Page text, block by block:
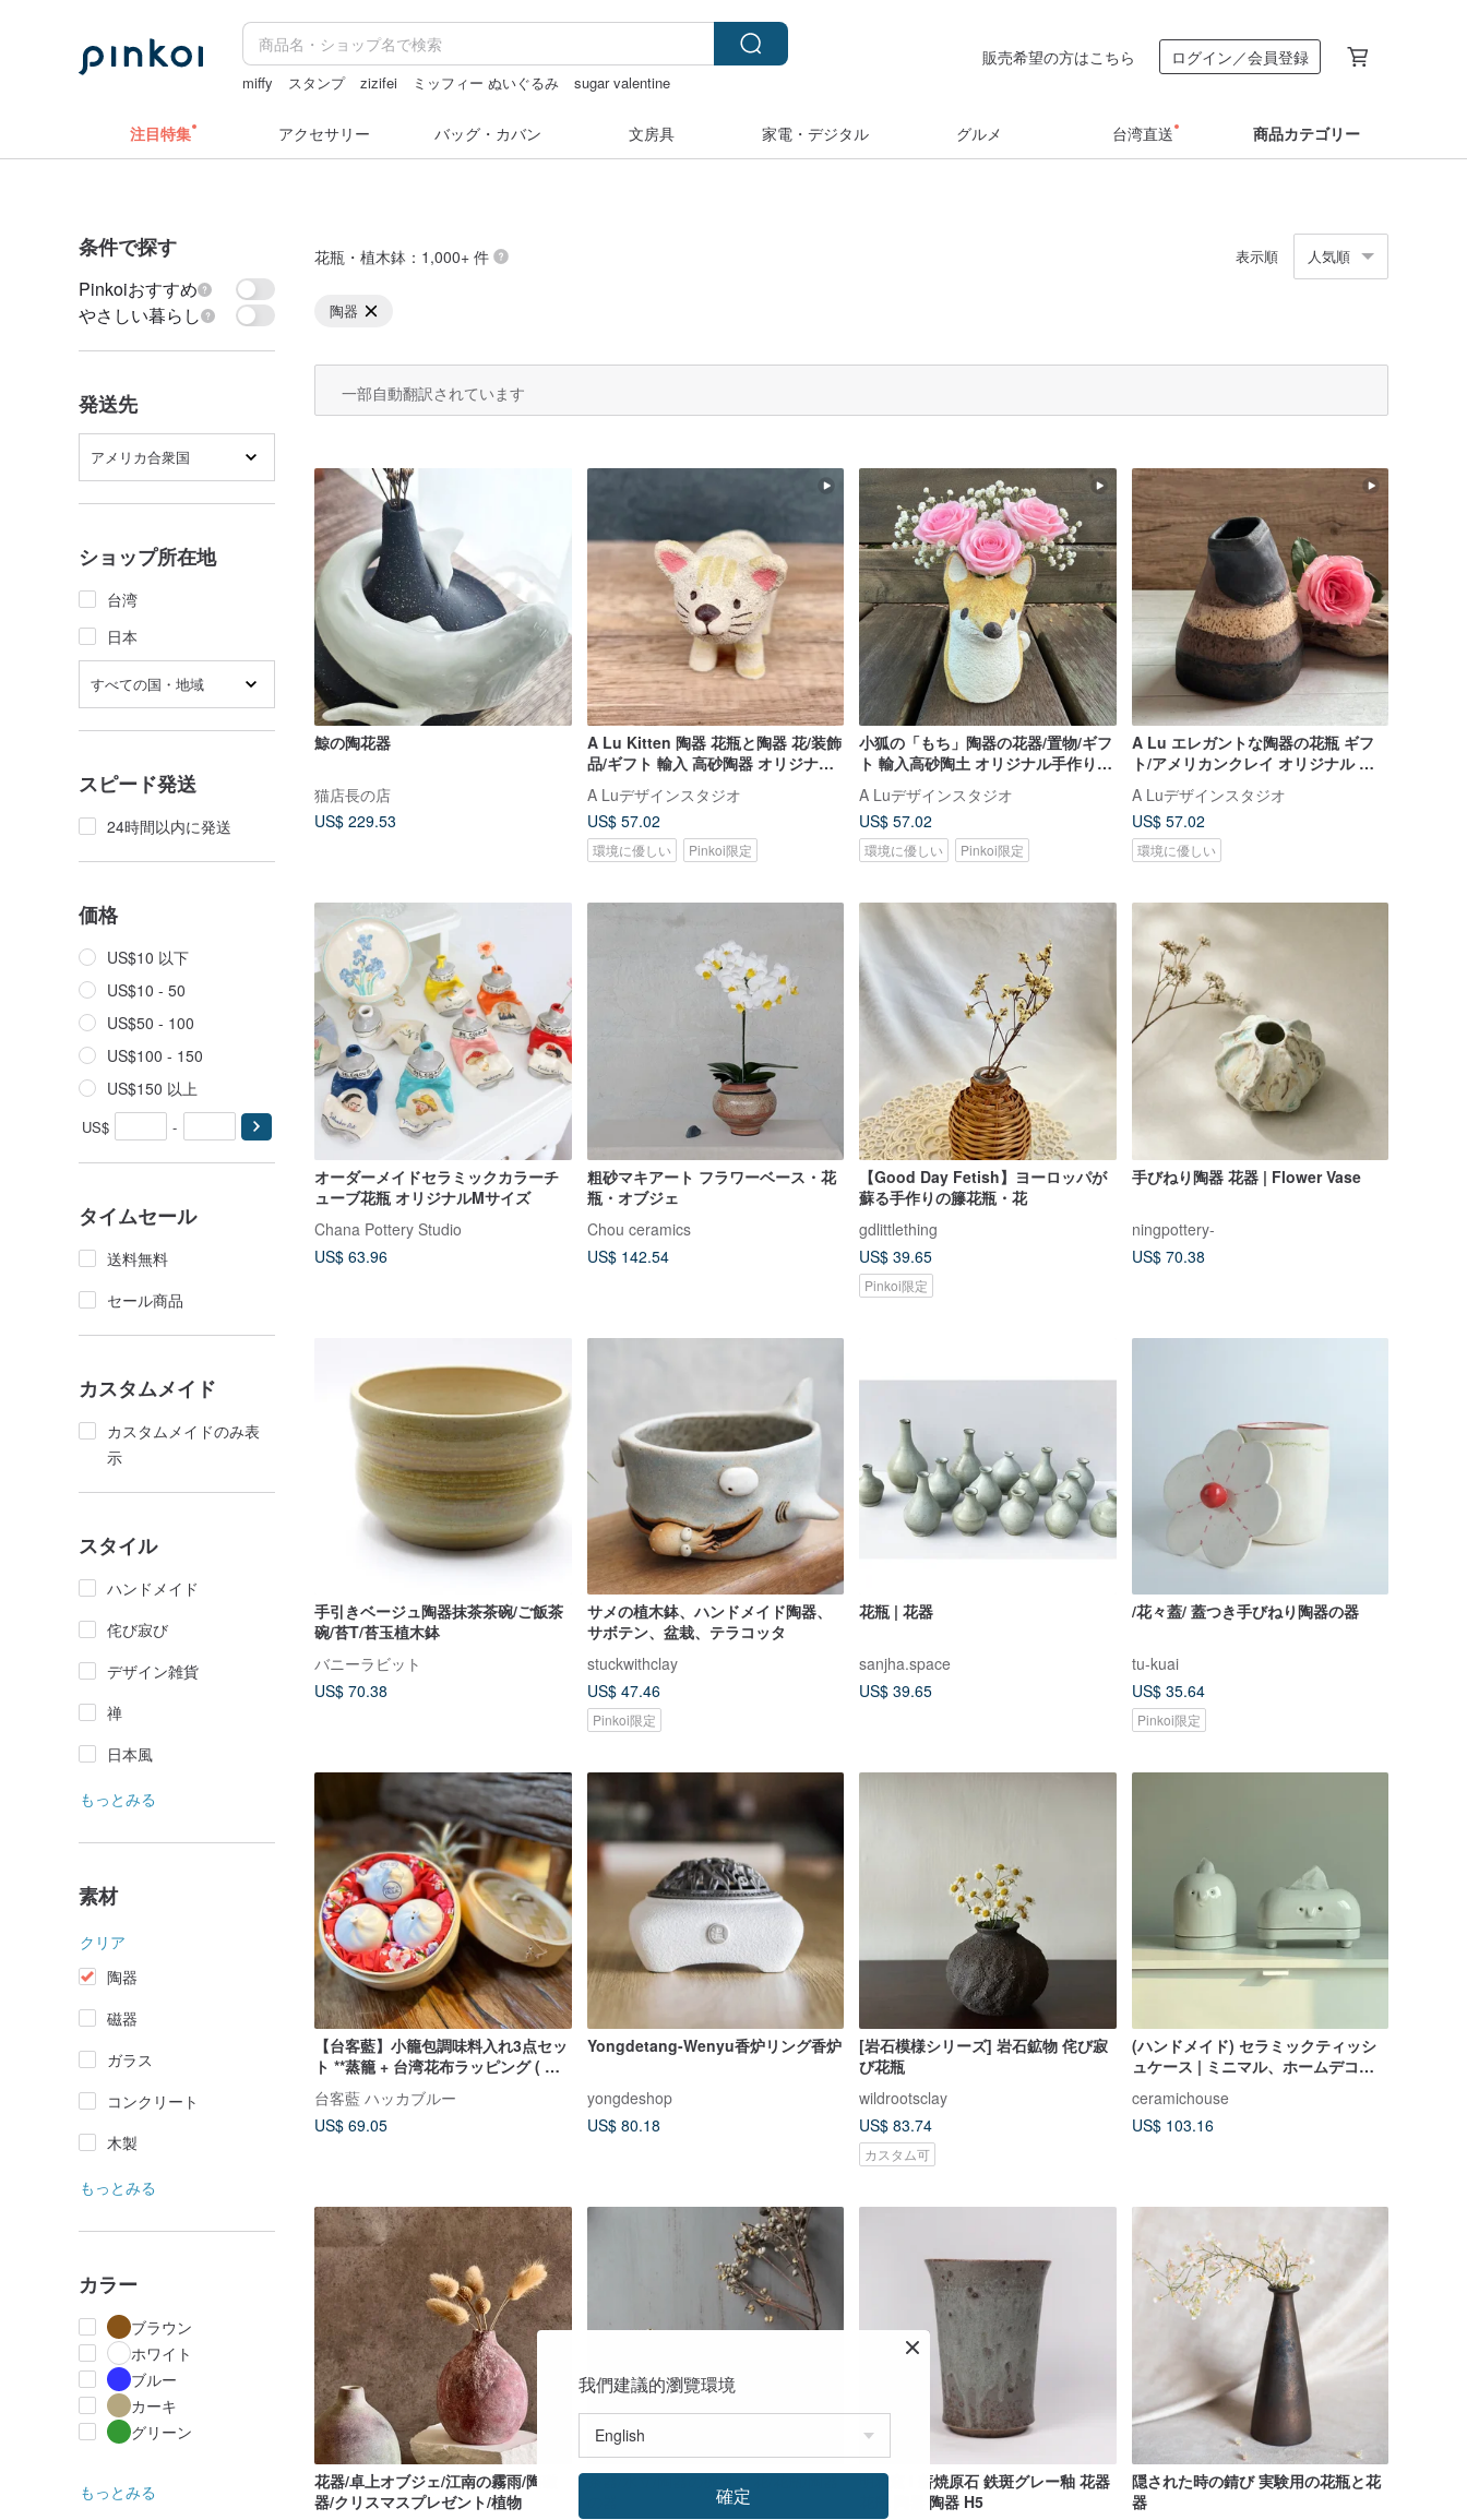
miffy スタンプ zizifei ミッフィー ぬいぐるみ
sugar valentine
販売希望の方はこちら ログイン／会員登録
注目特集 アクセサリー バッグ・カバン 文房具 家電・デジタル グルメ 台湾直送 商品カテゴリー
条件で探す
Pinkoiおすすめ
やさしい暮らし
発送先
アメリカ合衆国
ショップ所在地
台湾
日本
すべての国・地域
スピード発送
24時間以内に発送
価格
US$10 以下
US$10 - 50
US$50 - 100
US$100 - 150
US$150 以上
US$ -
タイムセール
送料無料
セール商品
カスタムメイド
カスタムメイドのみ表
示
スタイル
ハンドメイド
侘び寂び
デザイン雑貨
禅
日本風
もっとみる
素材
クリア
陶器
磁器
ガラス
コンクリート
木製
もっとみる
カラー
ブラウン
ホワイト
ブルー
カーキ
グリーン
もっとみる
花瓶・植木鉢 ：1,000+ 件 表示順 人気順
陶器
一部自動翻訳されています
鯨の陶花器
猫店長の店
US$ 229.53
A Lu Kitten 陶器 花瓶と陶器 花/装飾
品/ギフト 輸入 高砂陶器 オリジナル
A Luデザインスタジオ
US$ 57.02
環境に優しい Pinkoi限定
小狐の「もち」陶器の花器/置物/ギフ
ト 輸入高砂陶土 オリジナル手作り手
A Luデザインスタジオ
US$ 57.02
環境に優しい Pinkoi限定
A Lu エレガントな陶器の花瓶 ギフ
ト/アメリカンクレイ オリジナル ハ
A Luデザインスタジオ
US$ 57.02
環境に優しい
オーダーメイドセラミックカラーチ
ューブ花瓶 オリジナルMサイズ
Chana Pottery Studio
US$ 63.96
粗砂マキアート フラワーベース・花
瓶・オブジェ
Chou ceramics
US$ 142.54
【Good Day Fetish】ヨーロッパが
蘇る手作りの籐花瓶・花
gdlittlething
US$ 39.65
Pinkoi限定
手びねり陶器 花器 | Flower Vase
ningpottery-
US$ 70.38
手引きベージュ陶器抹茶茶碗/ご飯茶
碗/苔T/苔玉植木鉢
バニーラビット
US$ 70.38
サメの植木鉢、ハンドメイド陶器、
サボテン、盆栽、テラコッタ
stuckwithclay
US$ 47.46
Pinkoi限定
花瓶 | 花器
sanjha.space
US$ 39.65
/花々蓋/ 蓋つき手びねり陶器の器
tu-kuai
US$ 35.64
Pinkoi限定
【台客藍】小籠包調味料入れ3点セッ
ト **蒸籠 + 台湾花布ラッピング ( 色
はランダム )
台客藍 ハッカブルー
US$ 69.05
Yongdetang-Wenyu香炉リング香炉
yongdeshop
US$ 80.18
[岩石模様シリーズ] 岩石鉱物 侘び寂
び花瓶
wildrootsclay
US$ 83.74
カスタム可
(ハンドメイド) セラミックティッシ
ュケース | ミニマル、ホームデコレ
ーション
ceramichouse
US$ 103.16
花器/卓上オブジェ/江南の霧雨/陶磁
器/クリスマスプレゼント/植物
茶器/水立/陶器の椀/生け花/花瓶/陶器
明雅窯 l 薪焼原石 鉄斑グレー釉 花器
花瓶 陶器 陶器 H5
隠された時の錆び 実験用の花瓶と花
器
我們建議的瀏覽環境
確定